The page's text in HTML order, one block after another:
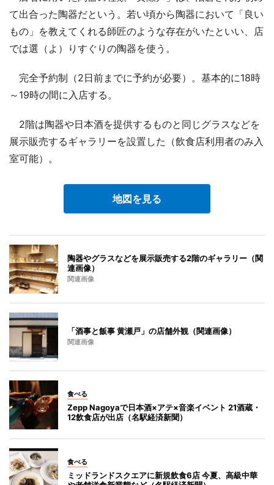
て出合った陶器だという。若い頃から陶器において「良い
もの」を教えてくれる師匠のような存在がいたといい、店
では選（よ）りすぐりの陶器を使う。
完全予約制（2日前までに予約が必要）。基本的に18時
～19時の間に入店する。
2階は陶器や日本酒を提供するものと同じグラスなどを
展示販売するギャラリーを設置した（飲食店利用者のみ入
室可能）。
地図を見る
陶器やグラスなどを展示販売する2階のギャラリー（関
連画像）
関連画像
「酒事と飯事 黄瀬戸」の店舗外観（関連画像）
関連画像
食べる
Zepp Nagoyaで日本酒×アテ×音楽イベント 21酒蔵・
12飲食店が出店（名駅経済新聞）
食べる
ミッドランドスクエアに新規飲食6店 今夏、高級中華